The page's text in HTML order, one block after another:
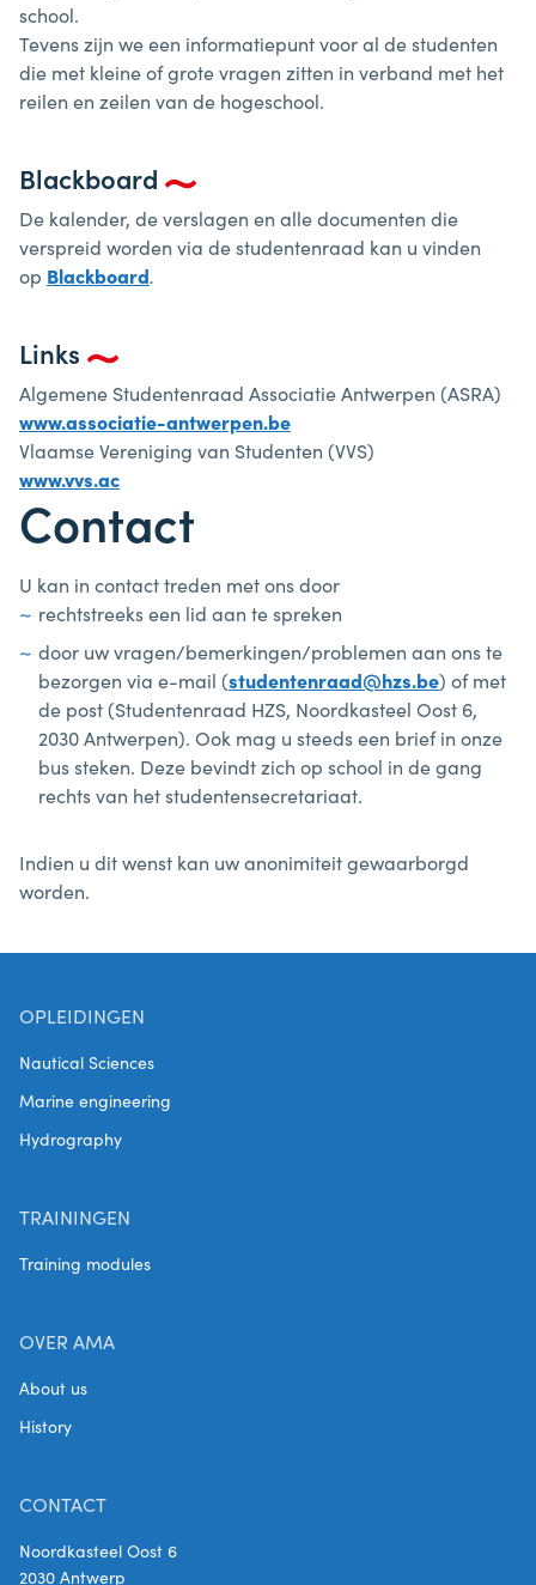
school.
Tevens zijn we een informatiepunt voor al de studenten
die met kleine of grote vragen zitten in verband met het
reilen en zeilen van de hogeschool.
Blackboard
De kalender, de verslagen en alle documenten die
verspreid worden via de studentenraad kan u vinden
op Blackboard.
Links
Algemene Studentenraad Associatie Antwerpen (ASRA)
www.associatie-antwerpen.be
Vlaamse Vereniging van Studenten (VVS)
www.vvs.ac
Contact
U kan in contact treden met ons door
rechtstreeks een lid aan te spreken
door uw vragen/bemerkingen/problemen aan ons te
bezorgen via e-mail (studentenraad@hzs.be) of met
de post (Studentenraad HZS, Noordkasteel Oost 6,
2030 Antwerpen). Ook mag u steeds een brief in onze
bus steken. Deze bevindt zich op school in de gang
rechts van het studentensecretariaat.
Indien u dit wenst kan uw anonimiteit gewaarborgd
worden.
OPLEIDINGEN
Nautical Sciences
Marine engineering
Hydrography
TRAININGEN
Training modules
OVER AMA
About us
History
CONTACT
Noordkasteel Oost 6
2030 Antwerp